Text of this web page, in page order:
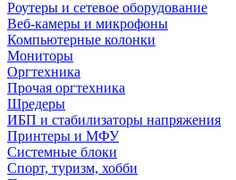
Роутеры и сетевое оборудование
Веб-камеры и микрофоны
Компьютерные колонки
Мониторы
Оргтехника
Прочая оргтехника
Шредеры
ИБП и стабилизаторы напряжения
Принтеры и МФУ
Системные блоки
Спорт, туризм, хобби